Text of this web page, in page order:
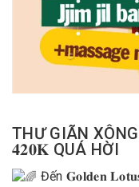
THƯ GIÃN
𝟒𝟐𝟎𝐊 QUÁ HỜI
Đến 𝐆𝐨𝐥𝐝𝐞𝐧